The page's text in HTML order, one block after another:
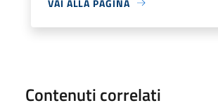
Contenuti correlati